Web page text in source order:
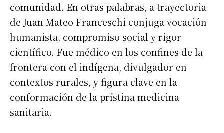
comunidad. En otras palabras, a trayectoria
de Juan Mateo Franceschi conjuga vocación
humanista, compromiso social y rigor
científico. Fue médico en los confines de la
frontera con el indígena, divulgador en
contextos rurales, y figura clave en la
conformación de la prístina medicina
sanitaria.